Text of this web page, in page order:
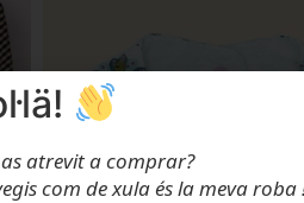
atrevit a comprar?
com de xula és la meva roba